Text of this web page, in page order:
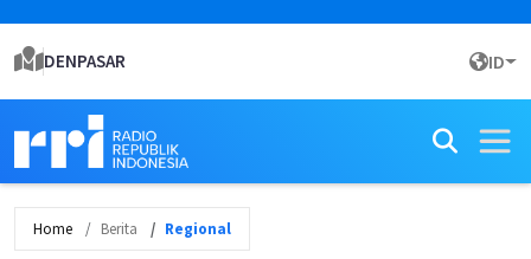
DENPASAR ID
Home Berita Regional